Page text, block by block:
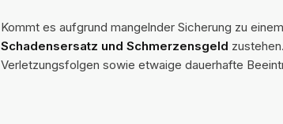
Kommt es aufgrund mangelnder Sicherung zu
Schadensersatz und Schmerzensgeld
Verletzungsfolgen sowie etwaige dauerhafte